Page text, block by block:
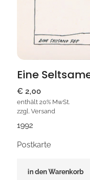
Eine
€ 2,00
enthält 20% MwSt.
zzgl. Versand
1992
Postkarte
in den Warenkorb